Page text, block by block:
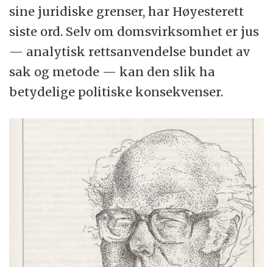
sine juridiske grenser, har Høyesterett
siste ord. Selv om domsvirksomhet er jus
— analytisk rettsanvendelse bundet av
sak og metode — kan den slik ha
betydelige politiske konsekvenser.